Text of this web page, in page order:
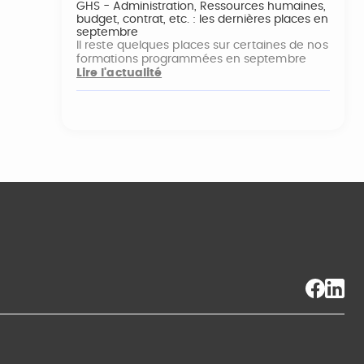
GHS - Administration, Ressources humaines,
budget, contrat, etc. : les dernières places en
septembre
Il reste quelques places sur certaines de nos
formations programmées en septembre
Lire l'actualité